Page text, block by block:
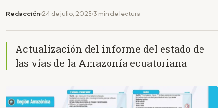
Redacción 24 de julio, 2025 3 min de lectura
Actualización del informe del estado de
las vías de la Amazonía ecuatoriana